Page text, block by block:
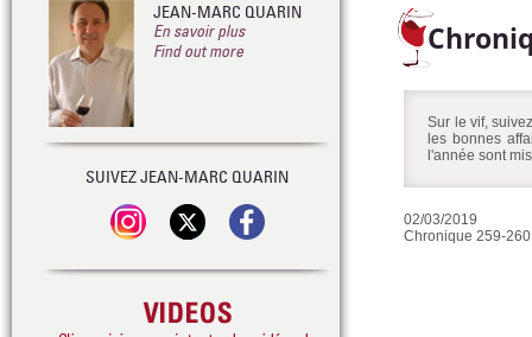
Sur le vif,
les bonnes
l'année sont
02/03/2019
Chronique 259-260
JEAN-MARC QUARIN
En savoir plus
Find out more
SUIVEZ JEAN-MARC QUARIN